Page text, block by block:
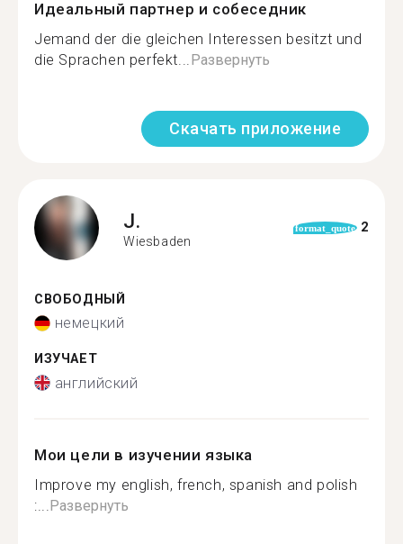
Идеальный партнер и собеседник
Jemand der die gleichen Interessen besitzt und
die Sprachen perfekt... Развернуть
Скачать приложение
J.
Wiesbaden
format_quote 2
СВОБОДНЫЙ
немецкий
ИЗУЧАЕТ
английский
Мои цели в изучении языка
Improve my english, french, spanish and polish
:... Развернуть